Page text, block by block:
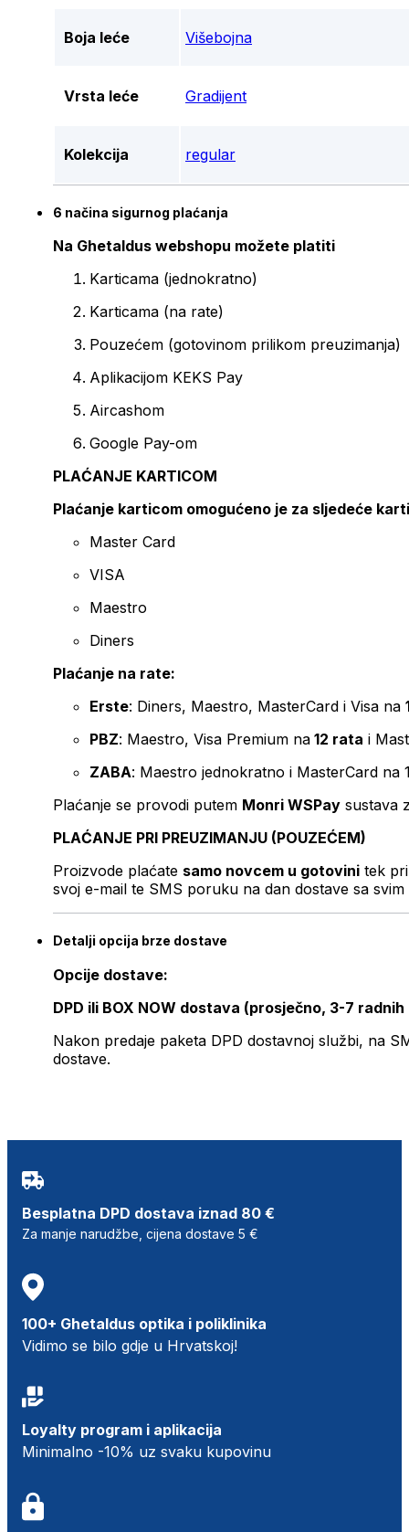
Boja leće Višebojna
Vrsta leće Gradijent
Kolekcija regular
6 načina sigurnog plaćanja
Na Ghetaldus webshopu možete platiti
Karticama (jednokratno)
Karticama (na rate)
Pouzećem (gotovinom prilikom preuzimanja)
Aplikacijom KEKS Pay
Aircashom
Google Pay-om
PLAĆANJE KARTICOM
Plaćanje karticom omogućeno je za sljedeće
Master Card
VISA
Maestro
Diners
Plaćanje na rate:
Erste: Diners, Maestro, MasterCard i Visa na
PBZ: Maestro, Visa Premium na 12 rata i
ZABA: Maestro jednokratno i MasterCard na
Plaćanje se provodi putem Monri WSPay sustava
PLAĆANJE PRI PREUZIMANJU (POUZEĆEM)
Proizvode plaćate samo novcem u gotovini tek
svoj e-mail te SMS poruku na dan dostave sa svim
Detalji opcija brze dostave
Opcije dostave:
DPD ili BOX NOW dostava (prosječno, 3-7 radnih
Nakon predaje paketa DPD dostavnoj službi, na
dostave.
Besplatna DPD dostava iznad 80 €
Za manje narudžbe, cijena dostave 5 €
100+ Ghetaldus optika i poliklinika
Vidimo se bilo gdje u Hrvatskoj!
Loyalty program i aplikacija
Minimalno -10% uz svaku kupovinu